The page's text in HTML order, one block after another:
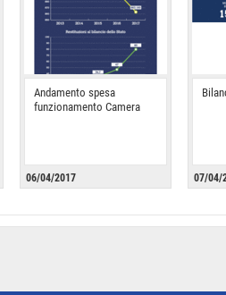
Andamento spesa
funzionamento Camera
06/04/2017 07/04/